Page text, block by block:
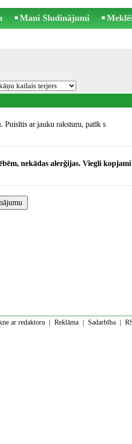
Mani Sludinājumi
Puisītis ar jauku raksturu, patīk s
nekādas alerğijas. Viegli
ar redaktoru Reklāma Sadarbība